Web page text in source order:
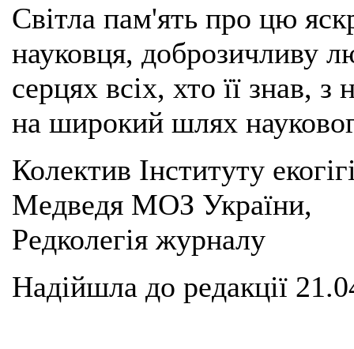
Світла пам'ять про цю
науковця, доброзичливу
серцях всіх, хто її знав,
на широкий шлях
Колектив Інституту
Медведя МОЗ України,
Редколегія журналу
Надійшла до редакції